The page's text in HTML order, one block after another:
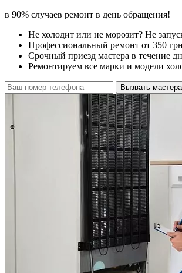
в 90% случаев ремонт в день обращения!
Не холодит или не морозит? Не
Профессиональный ремонт от 350
Срочный приезд мастера в течение
Ремонтируем все марки и модели
Вызвать мастера